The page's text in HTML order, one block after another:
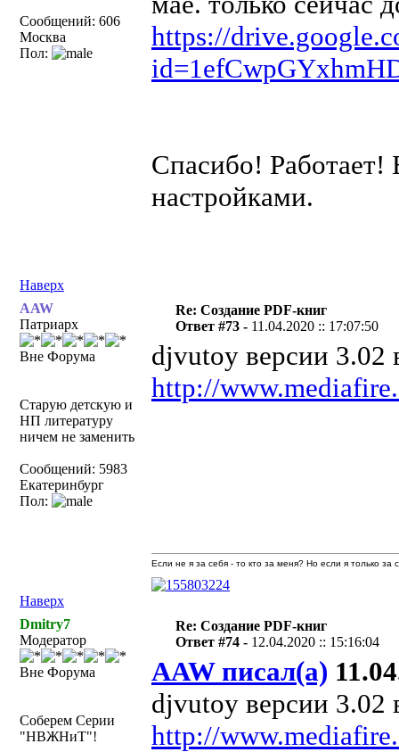
Сообщений: 606
Москва
Пол:
https://
Спасибо! Работает!
настройками.
Наверх
AAW
Патриарх
Вне Форума
Старую детскую и
НП литературу
ничем не заменить
Сообщений: 5983
Екатеринбург
Пол:
Re: Создание PDF-книг
Ответ #73 - 11.04.2020 :: 17:07:50
djvutoy версии 3.02
http://
Наверх
Если не я за себя - то кто за меня? Но если я только
Dmitry7
Модератор
Вне Форума
Соберем Серии
"НВЖНиТ"!
Re: Создание PDF-книг
Ответ #74 - 12.04.2020 :: 15:16:04
AAW писал(а)
djvutoy версии 3.02
http://